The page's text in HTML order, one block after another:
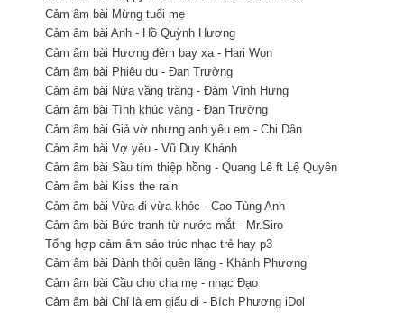
Cảm âm bài Mừng tuổi mẹ
Cảm âm bài Anh - Hồ Quỳnh Hương
Cảm âm bài Hương đêm bay xa - Hari Won
Cảm âm bài Phiêu du - Đan Trường
Cảm âm bài Nửa vầng trăng - Đàm Vĩnh Hưng
Cảm âm bài Tình khúc vàng - Đan Trường
Cảm âm bài Giả vờ nhưng anh yêu em - Chi Dân
Cảm âm bài Vợ yêu - Vũ Duy Khánh
Cảm âm bài Sầu tím thiệp hồng - Quang Lê ft Lệ Quyên
Cảm âm bài Kiss the rain
Cảm âm bài Vừa đi vừa khóc - Cao Tùng Anh
Cảm âm bài Bức tranh từ nước mắt - Mr.Siro
Tổng hợp cảm âm sáo trúc nhạc trẻ hay p3
Cảm âm bài Đành thôi quên lãng - Khánh Phương
Cảm âm bài Cầu cho cha mẹ - nhạc Đạo
Cảm âm bài Chỉ là em giấu đi - Bích Phương iDol